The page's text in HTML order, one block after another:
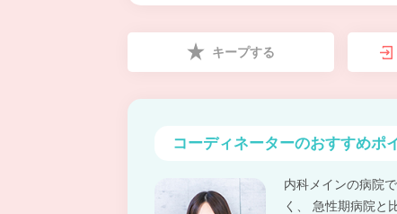
キープする
コーディネーターのおすすめポ
内科メインの病院
く、 急性期病院と